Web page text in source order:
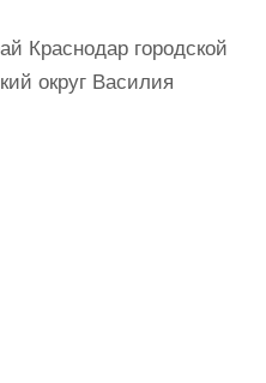
Краснодар городской
округ Василия